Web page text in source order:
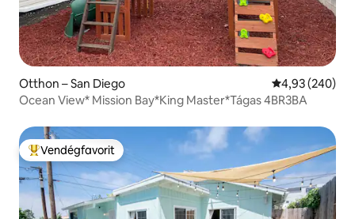
Otthon – San Diego Átlagos
4,93 (240)
Ocean View* Mission Bay*King Master*Tágas 4BR3BA
Kiemelt vendégfavorit
Vendégfavorit